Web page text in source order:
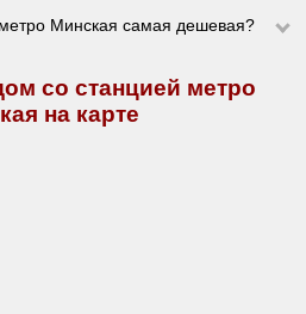
Минская самая дешевая?
со станцией метро
на карте